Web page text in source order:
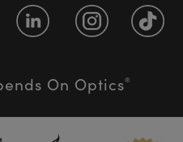
On Optics®